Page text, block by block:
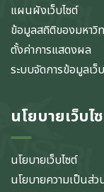
แผนผังเว็บไซต์
ข้อมูลสถิติของมหาวิ
ตั้งค่าการแสดงผล
ระบบจัดการข้อมูลเว็
นโยบายเว็บไ
นโยบายเว็บไซต์
นโยบายความเป็นส่ว